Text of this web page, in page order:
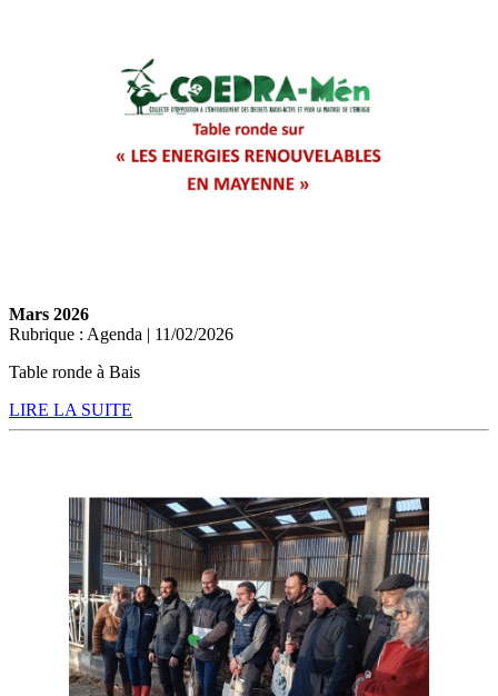
Mars 2026
Rubrique : Agenda | 11/02/2026
Table ronde à Bais
LIRE LA SUITE